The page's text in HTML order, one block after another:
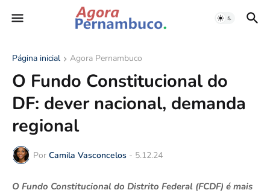
Página inicial Agora Pernambuco
O Fundo Constitucional do
DF: dever nacional, demanda
regional
Por Camila Vasconcelos - 5.12.24
O Fundo Constitucional do Distrito Federal (FCDF) é mais